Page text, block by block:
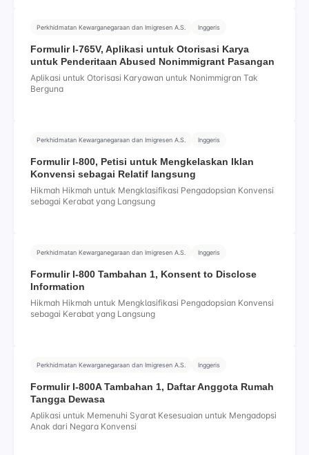
Perkhidmatan Kewarganegaraan dan Imigresen A.S. Inggeris
Formulir I-765V, Aplikasi untuk Otorisasi Karya
untuk Penderitaan Abused Nonimmigrant Pasangan
Aplikasi untuk Otorisasi Karyawan untuk Nonimmigran Tak
Berguna
Perkhidmatan Kewarganegaraan dan Imigresen A.S. Inggeris
Formulir I-800, Petisi untuk Mengkelaskan Iklan
Konvensi sebagai Relatif langsung
Hikmah Hikmah untuk Mengklasifikasi Pengadopsian Konvensi
sebagai Kerabat yang Langsung
Perkhidmatan Kewarganegaraan dan Imigresen A.S. Inggeris
Formulir I-800 Tambahan 1, Konsent to Disclose
Information
Hikmah Hikmah untuk Mengklasifikasi Pengadopsian Konvensi
sebagai Kerabat yang Langsung
Perkhidmatan Kewarganegaraan dan Imigresen A.S. Inggeris
Formulir I-800A Tambahan 1, Daftar Anggota Rumah
Tangga Dewasa
Aplikasi untuk Memenuhi Syarat Kesesuaian untuk Mengadopsi
Anak dari Negara Konvensi